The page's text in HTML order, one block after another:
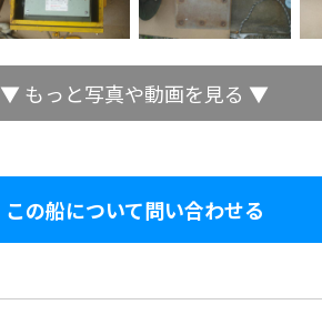
▼ もっと写真や動画を見る ▼
この船について問い合わせる